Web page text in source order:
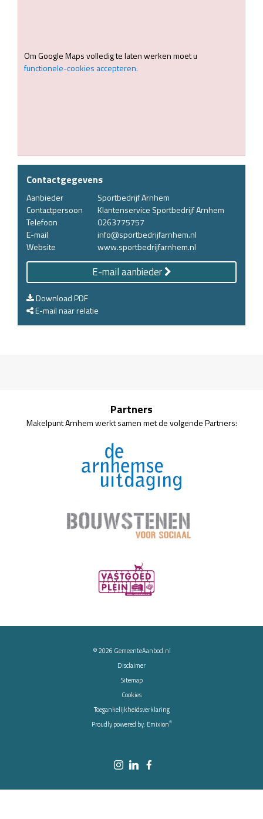
Om Google Maps volledig te laten werken moet u
functionele-cookies accepteren.
Contactgegevens
Aanbieder
Sportbedrijf Arnhem
Contactpersoon
Klantenservice Sportbedrijf Arnhem
Telefoon
0263775757
E-mail
info@sportbedrijfarnhem.nl
Website
www.sportbedrijfarnhem.nl
E-mail aanbieder
Download PDF
E-mail naar relatie
Partners
Makelpunt Arnhem werkt samen met de volgende Partners:
© 2026 GemeenteAanbod.nl
Disclaimer
Sitemap
Cookies
Toegankelijkheidsverklaring
Proudly powered by: Emixion®